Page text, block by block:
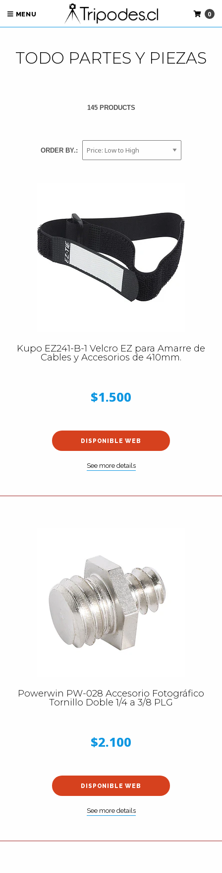
MENU 0
TODO PARTES Y PIEZAS
145 PRODUCTS
ORDER BY.:
Kupo EZ241-B-1 Velcro EZ para Amarre de
Cables y Accesorios de 410mm.
$1.500
DISPONIBLE WEB
See more details
Powerwin PW-028 Accesorio Fotográfico
Tornillo Doble 1/4 a 3/8 PLG
$2.100
DISPONIBLE WEB
See more details